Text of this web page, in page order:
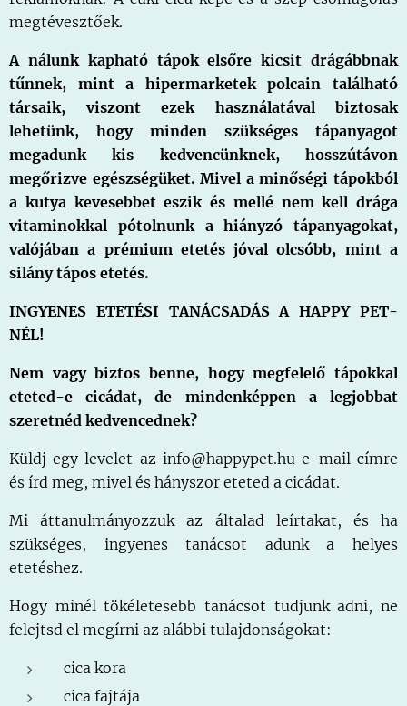
megtévesztőek.
A nálunk kapható tápok elsőre kicsit drágábbnak
tűnnek, mint a hipermarketek polcain található
társaik, viszont ezek használatával biztosak
lehetünk, hogy minden szükséges tápanyagot
megadunk kis kedvencünknek, hosszútávon
megőrizve egészségüket. Mivel a minőségi tápokból
a kutya kevesebbet eszik és mellé nem kell drága
vitaminokkal pótolnunk a hiányzó tápanyagokat,
valójában a prémium etetés jóval olcsóbb, mint a
silány tápos etetés.
INGYENES ETETÉSI TANÁCSADÁS A HAPPY PET-
NÉL!
Nem vagy biztos benne, hogy megfelelő tápokkal
eteted-e cicádat, de mindenképpen a legjobbat
szeretnéd kedvencednek?
Küldj egy levelet az info@happypet.hu e-mail címre
és írd meg, mivel és hányszor eteted a cicádat.
Mi áttanulmányozzuk az általad leírtakat, és ha
szükséges, ingyenes tanácsot adunk a helyes
etetéshez.
Hogy minél tökéletesebb tanácsot tudjunk adni, ne
felejtsd el megírni az alábbi tulajdonságokat:
cica kora
cica fajtája